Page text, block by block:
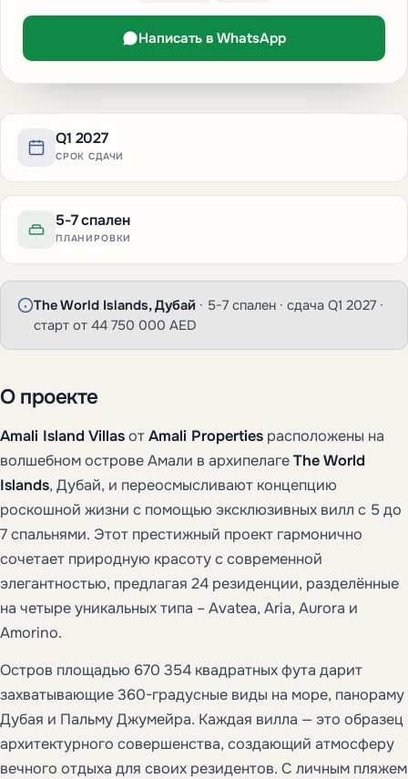
Q1 2027
СРОК СДАЧИ
5-7 спален
ПЛАНИРОВКИ
The World Islands, Дубай · 5-7 спален · сдача Q1 2027 ·
старт от 44 750 000 AED
О проекте
Amali Island VillasотAmali Properties расположены на
волшебном острове Амали в архипелагеThe World
Islands, Дубай, и переосмысливают концепцию
роскошной жизни с помощью эксклюзивных вилл с 5 до
7 спальнями. Этот престижный проект гармонично
сочетает природную красоту с современной
элегантностью, предлагая 24 резиденции, разделённые
на четыре уникальных типа – Avatea, Aria, Aurora и
Amorino.
Остров площадью 670 354 квадратных фута дарит
захватывающие 360-градусные виды на море, панораму
Дубая и Пальму Джумейра. Каждая вилла — это образец
архитектурного совершенства, создающий атмосферу
вечного отдыха для своих резидентов. С личным пляжем
Написать в WhatsApp